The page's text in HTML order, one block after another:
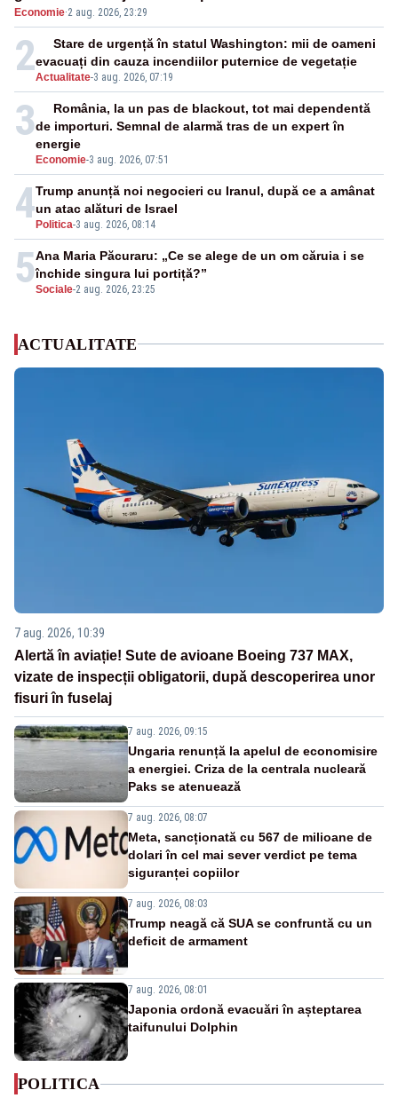
Economie·2 aug. 2026, 23:29
2Actualitate-3 aug. 2026, 07:19
Stare de urgență în statul Washington: mii de oameni
evacuați din cauza incendiilor puternice de vegetație
3
Economie-3 aug. 2026, 07:51
România, la un pas de blackout, tot mai dependentă
de importuri. Semnal de alarmă tras de un expert în
energie
4Politica-3 aug. 2026, 08:14
Trump anunță noi negocieri cu Iranul, după ce a amânat
un atac alături de Israel
5Sociale-2 aug. 2026, 23:25
Ana Maria Păcuraru: „Ce se alege de un om căruia i se
închide singura lui portiță?”
ACTUALITATE
7 aug. 2026, 10:39
Alertă în aviație! Sute de avioane Boeing 737 MAX,
vizate de inspecții obligatorii, după descoperirea unor
fisuri în fuselaj
7 aug. 2026, 09:15
Ungaria renunță la apelul de economisire
a energiei. Criza de la centrala nucleară
Paks se atenuează
7 aug. 2026, 08:07
Meta, sancționată cu 567 de milioane de
dolari în cel mai sever verdict pe tema
siguranței copiilor
7 aug. 2026, 08:03
Trump neagă că SUA se confruntă cu un
deficit de armament
7 aug. 2026, 08:01
Japonia ordonă evacuări în așteptarea
taifunului Dolphin
POLITICA